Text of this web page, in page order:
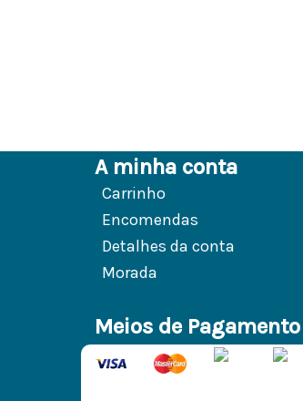
A minha conta
Carrinho
Encomendas
Detalhes da conta
Morada
Meios de Pagamento